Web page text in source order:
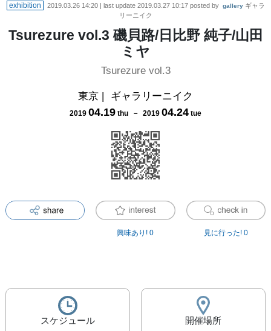
exhibition 2019.03.26 14:20| last update 2019.03.27 10:17posted by gallery ギャラ
リーニイク
Tsurezure vol.3 磯貝路/日比野 純子/山田
ミヤ
Tsurezure vol.3
東京 | ギャラリーニイク
2019 04.19 thu － 2019 04.24 tue
興味あり! 0 見に行った! 0
スケジュール 開催場所